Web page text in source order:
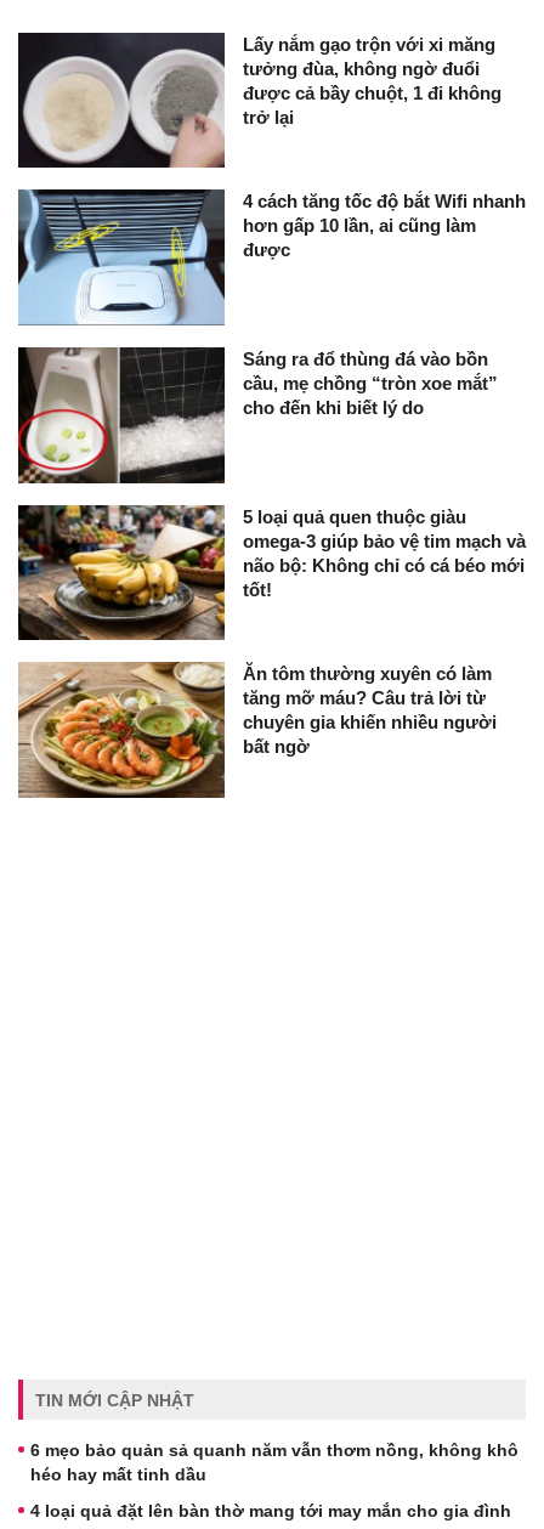
Lấy nắm gạo trộn với xi măng
tưởng đùa, không ngờ đuổi
được cả bầy chuột, 1 đi không
trở lại
4 cách tăng tốc độ bắt Wifi nhanh
hơn gấp 10 lần, ai cũng làm
được
Sáng ra đổ thùng đá vào bồn
cầu, mẹ chồng “tròn xoe mắt”
cho đến khi biết lý do
5 loại quả quen thuộc giàu
omega-3 giúp bảo vệ tim mạch và
não bộ: Không chỉ có cá béo mới
tốt!
Ăn tôm thường xuyên có làm
tăng mỡ máu? Câu trả lời từ
chuyên gia khiến nhiều người
bất ngờ
TIN MỚI CẬP NHẬT
6 mẹo bảo quản sả quanh năm vẫn thơm nồng, không khô
héo hay mất tinh dầu
4 loại quả đặt lên bàn thờ mang tới may mắn cho gia đình